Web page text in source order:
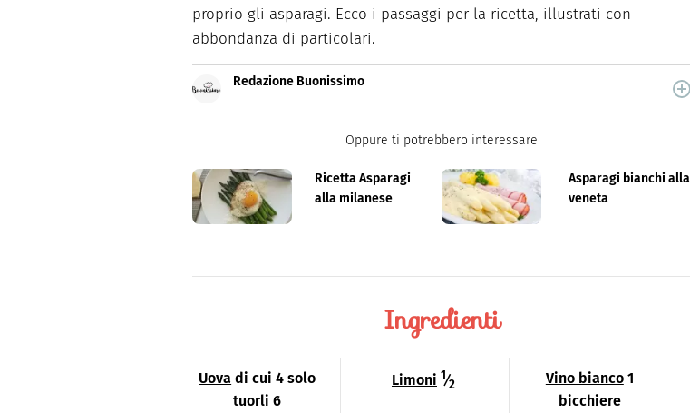
proprio gli asparagi. Ecco i passaggi per la ricetta, illustrati con
abbondanza di particolari.
Redazione Buonissimo
Buonissimo è il magazine di cucina di Italiaonline nel quale trovi idee veloci,
facili e spiegate passo passo.
Oppure ti potrebbero interessare
Ricetta Asparagi
alla milanese
Asparagi bianchi alla
veneta
Ingredienti
Uova di cui 4 solo
tuorli 6
Limoni 1⁄2 Vino bianco 1
bicchiere